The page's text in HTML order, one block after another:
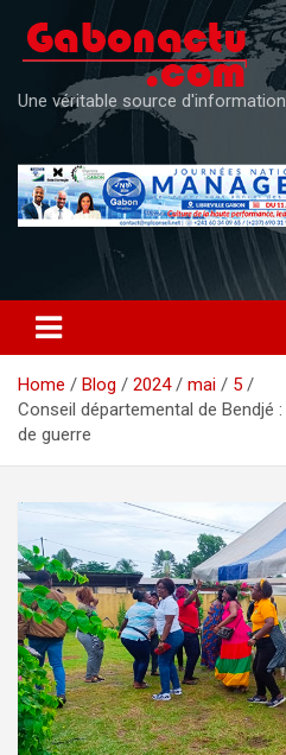
content
Une véritable source d'information
Home Blog 2024 mai
5
Conseil départemental de Bendjé
de guerre